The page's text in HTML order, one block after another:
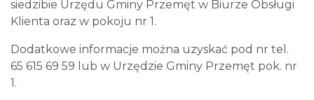
siedzibie Urzędu Gminy Przemęt w Biurze Obsługi
Klienta oraz w pokoju nr 1.
Dodatkowe informacje można uzyskać pod nr tel.
65 615 69 59 lub w Urzędzie Gminy Przemęt pok. nr
1.